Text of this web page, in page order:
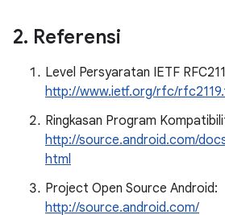
2. Referensi
Level Persyaratan IETF
http://www.ietf.org/rfc/
Ringkasan Program
http://source.android.com/
html
Project Open Source Android:
http://source.android.com/